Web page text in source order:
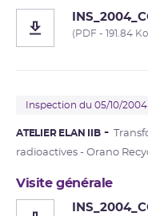
(PDF - 191.84
Inspection du 05/10/2004
ATELIER ELAN IIB
radioactives - Orano
Visite générale